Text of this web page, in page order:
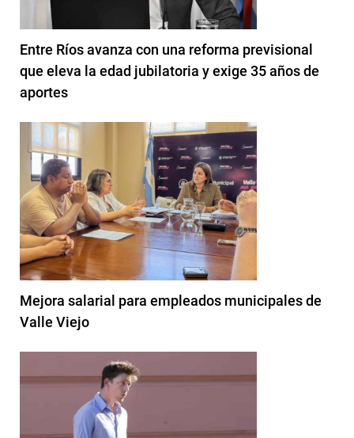
Entre Ríos avanza con una reforma previsional
que eleva la edad jubilatoria y exige 35 años de
aportes
Mejora salarial para empleados municipales de
Valle Viejo